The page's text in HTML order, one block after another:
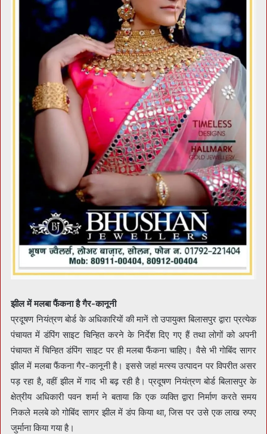
झील में मलबा फैंकना है गैर-कानूनी
प्रदूषण नियंत्रण बोर्ड के अधिकारियों की मानें तो उपायुक्त बिलासपुर द्वारा प्रत्येक
पंचायत में डंपिंग साइट चिन्हित करने के निर्देश दिए गए हैं तथा लोगों को अपनी
पंचायत में चिन्हित डंपिंग साइट पर ही मलबा फैंकना चाहिए। वैसे भी गाेबिंद सागर
झील में मलबा फैंकना गैर-कानूनी है। इससे जहां मत्स्य उत्पादन पर विपरीत असर
पड़ रहा है, वहीं झील में गाद भी बढ़ रही है। प्रदूषण नियंत्रण बोर्ड बिलासपुर के
क्षेत्रीय अधिकारी पवन शर्मा ने बताया कि एक व्यक्ति द्वारा निर्माण करते समय
निकले मलबे को गोबिंद सागर झील में डंप किया था, जिस पर उसे एक लाख रुपए
जुर्माना किया गया है।